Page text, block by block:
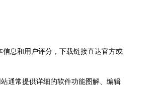
息和用户评分，下载链接直达官方或
通常提供详细的软件功能图解、编辑